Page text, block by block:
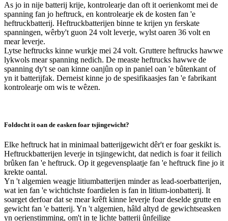
As jo ​​in nije batterij krije, kontrolearje dan oft it oerienkomt mei de
spanning fan jo heftruck, en kontrolearje ek de kosten fan 'e
heftruckbatterij. Heftruckbatterijen binne te krijen yn ferskate
spanningen, wêrby't guon 24 volt leverje, wylst oaren 36 volt en
mear leverje.
Lytse heftrucks kinne wurkje mei 24 volt. Gruttere heftrucks hawwe
lykwols mear spanning nedich. De measte heftrucks hawwe de
spanning dy't se oan kinne oanjûn op in paniel oan 'e bûtenkant of
yn it batterijfak. Derneist kinne jo de spesifikaasjes fan 'e fabrikant
kontrolearje om wis te wêzen.
Foldocht it oan de easken foar tsjingewicht?
Elke heftruck hat in minimaal batterijgewicht dêr't er foar geskikt is.
Heftruckbatterijen leverje in tsjingewicht, dat nedich is foar it feilich
brûken fan 'e heftruck. Op it gegevensplaatje fan 'e heftruck fine jo it
krekte oantal.
Yn 't algemien weagje litiumbatterijen minder as lead-soerbatterijen,
wat ien fan 'e wichtichste foardielen is fan in litium-ionbatterij. It
soarget derfoar dat se mear krêft kinne leverje foar deselde grutte en
gewicht fan 'e batterij. Yn 't algemien, hâld altyd de gewichtseasken
yn oerienstimming, om't in te lichte batterij ûnfeilige